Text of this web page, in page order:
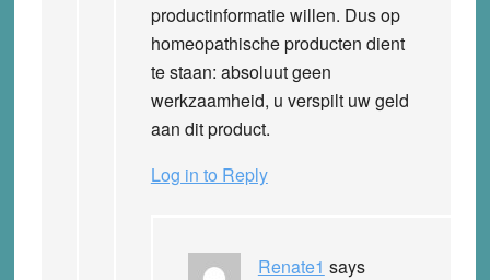
productinformatie willen. Dus op
homeopathische producten dient
te staan: absoluut geen
werkzaamheid, u verspilt uw geld
aan dit product.
Log in to Reply
Renate1 says